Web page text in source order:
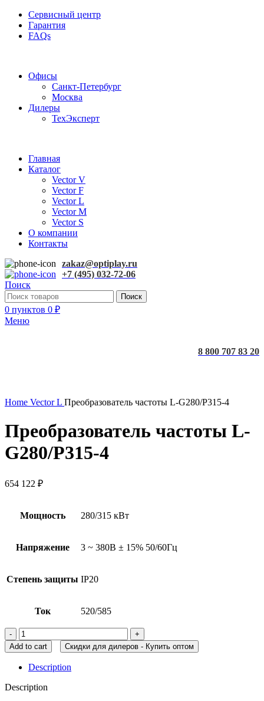
Сервисный центр
Гарантия
FAQs
Офисы
Санкт-Петербург
Москва
Дилеры
ТехЭксперт
Главная
Каталог
Vector V
Vector F
Vector L
Vector M
Vector S
О компании
Контакты
zakaz@optiplay.ru
+7 (495) 032-72-06
Поиск
Поиск
0 пунктов 0 ₽
Меню
8 800 707 83 20
Home Vector L Преобразователь частоты L-G280/P315-4
Преобразователь частоты L-
G280/P315-4
654 122 ₽
Мощность 280/315 кВт
Напряжение 3 ~ 380В ± 15% 50/60Гц
Степень защиты IP20
Ток 520/585
Add to cart Скидки для дилеров - Купить оптом
Description
Description